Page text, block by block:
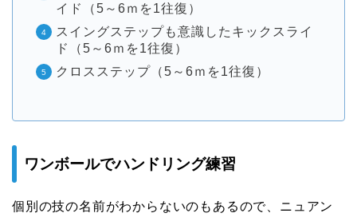
イド（5～6ｍを1往復）
スイングステップも意識したキックスライ
ド（5～6ｍを1往復）
クロスステップ（5～6ｍを1往復）
ワンボールでハンドリング練習
個別の技の名前がわからないのもあるので、ニュアン